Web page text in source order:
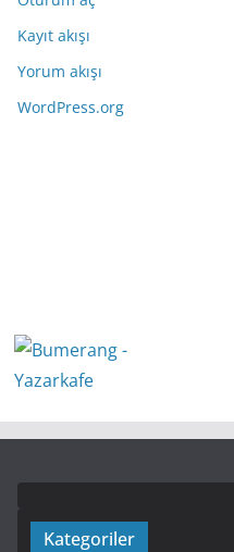
Kayıt akışı
Yorum akışı
WordPress.org
Kategoriler